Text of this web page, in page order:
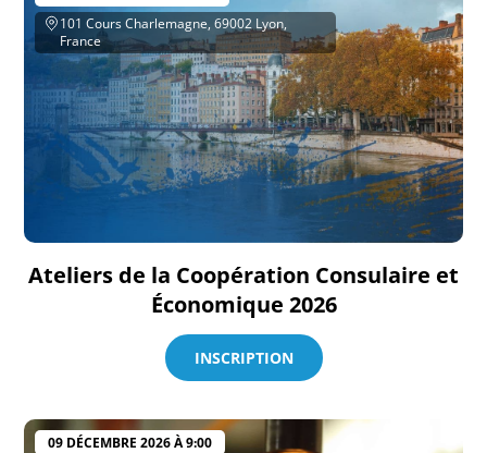
101 Cours Charlemagne, 69002 Lyon,
France
Ateliers de la Coopération Consulaire et
Économique 2026
INSCRIPTION
09 DÉCEMBRE 2026 À 9:00